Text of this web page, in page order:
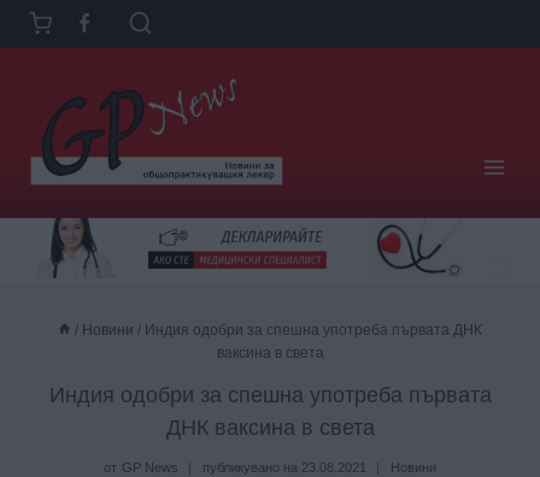
Към
съдържанието
/ Новини / Индия одобри за спешна употреба първата ДНК
ваксина в света
Индия одобри за спешна употреба първата
ДНК ваксина в света
от GP News публикувано на 23.08.2021 Новини